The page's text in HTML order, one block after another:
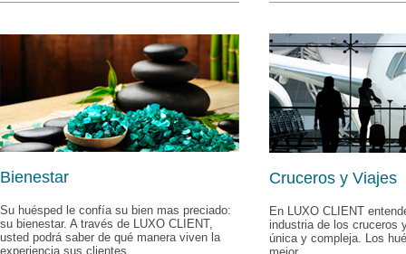
Bienestar
Su huésped le confía su bien mas preciado:
su bienestar. A través de LUXO CLIENT,
usted podrá saber de qué manera viven la
experiencia sus clientes.
Cruceros y Viajes
En LUXO CLIENT
industria de los cruceros
única y compleja. Los